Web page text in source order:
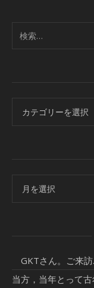
GKTさん。ご来訪
当方，当年とって古